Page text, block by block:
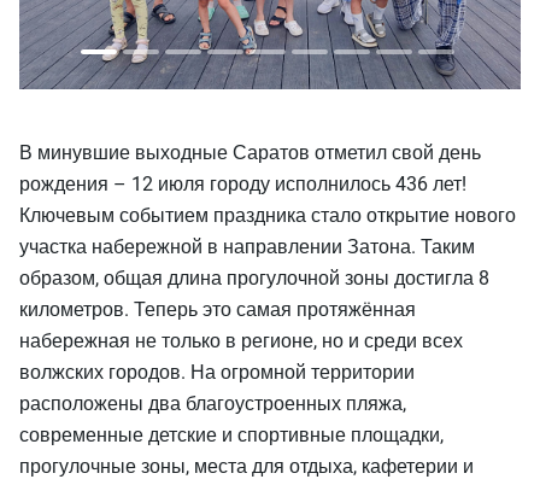
В минувшие выходные Саратов отметил свой день
рождения – 12 июля городу исполнилось 436 лет!
Ключевым событием праздника стало открытие нового
участка набережной в направлении Затона. Таким
образом, общая длина прогулочной зоны достигла 8
километров. Теперь это самая протяжённая
набережная не только в регионе, но и среди всех
волжских городов. На огромной территории
расположены два благоустроенных пляжа,
современные детские и спортивные площадки,
прогулочные зоны, места для отдыха, кафетерии и